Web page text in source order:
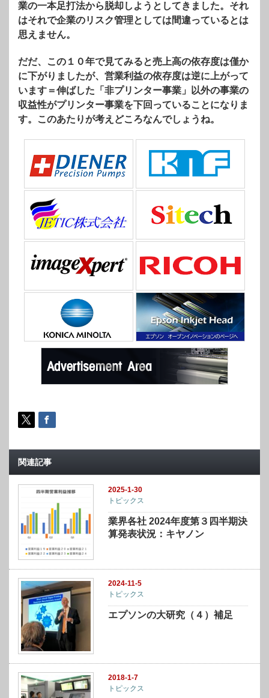
業の一本足打法から脱却しようとしてきました。それ
はそれで企業のリスク管理としては間違っているとは
思えません。
だだ、この１０年で見てみると売上高の依存度は僅か
に下がりましたが、営業利益の依存度は逆に上がって
います＝伸ばした「非プリンター事業」以外の事業の
収益性がプリンター事業を下回っていることになりま
す。このあたりが考えどころなんでしょうね。
関連記事
2025-1-30
トピックス
業界各社 2024年度第３四半期決
算発表状況：キヤノン
2024-11-5
トピックス
エプソンの大研究（４）補足
2018-1-7
トピックス